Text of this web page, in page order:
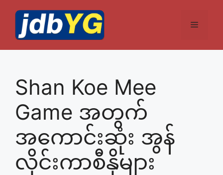
content
Menu
Shan Koe Mee
Game အတွက်
အကောင်းဆုံး အွန်
လိုင်းကာစီနိုများ